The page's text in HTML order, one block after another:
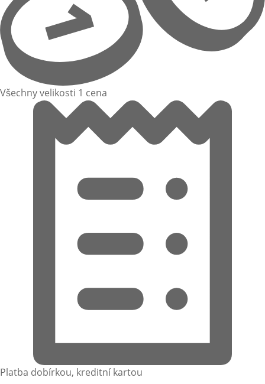
Všechny velikosti 1 cena
Platba dobírkou, kreditní kartou